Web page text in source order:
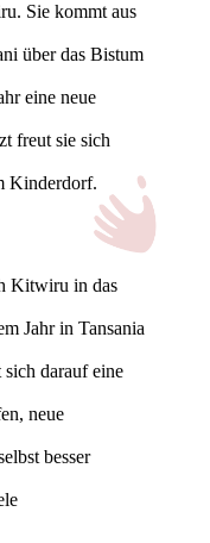
Sie kommt aus
über das Bistum
eine neue
freut sie sich
Kinderdorf.
Kitwiru in das
Jahr in Tansania
darauf eine
neue
besser